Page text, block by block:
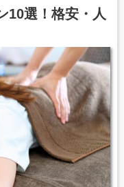
10選！格安・人